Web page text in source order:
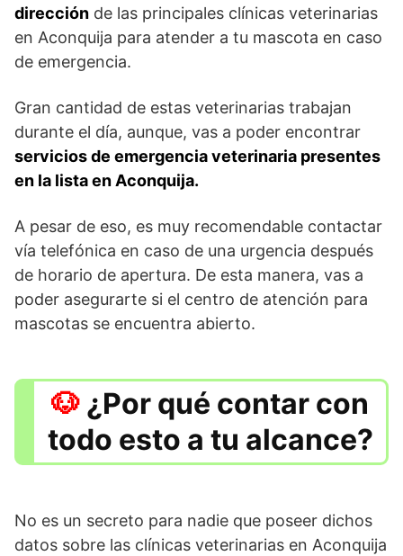
dirección de las principales clínicas veterinarias
en Aconquija para atender a tu mascota en caso
de emergencia.
Gran cantidad de estas veterinarias trabajan
durante el día, aunque, vas a poder encontrar
servicios de emergencia veterinaria presentes
en la lista en Aconquija.
A pesar de eso, es muy recomendable contactar
vía telefónica en caso de una urgencia después
de horario de apertura. De esta manera, vas a
poder asegurarte si el centro de atención para
mascotas se encuentra abierto.
¿Por qué contar con
todo esto a tu alcance?
No es un secreto para nadie que poseer dichos
datos sobre las clínicas veterinarias en Aconquija